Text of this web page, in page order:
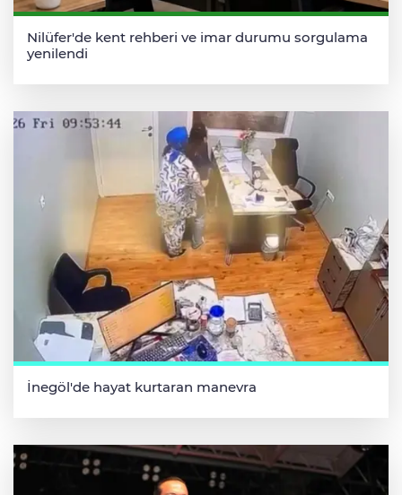
Nilüfer'de kent rehberi ve imar durumu sorgulama
yenilendi
İnegöl'de hayat kurtaran manevra